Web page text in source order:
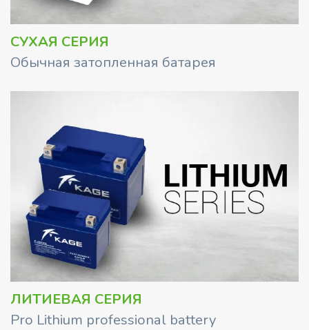
СУХАЯ СЕРИЯ
Обычная затопленная батарея
ЛИТИЕВАЯ СЕРИЯ
Pro Lithium professional battery